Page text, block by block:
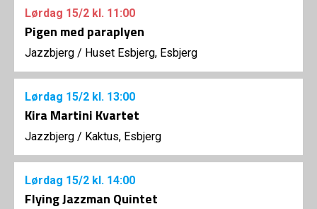
Lørdag 15/2 kl. 11:00
Pigen med paraplyen
Jazzbjerg / Huset Esbjerg, Esbjerg
Lørdag 15/2 kl. 13:00
Kira Martini Kvartet
Jazzbjerg / Kaktus, Esbjerg
Lørdag 15/2 kl. 14:00
Flying Jazzman Quintet